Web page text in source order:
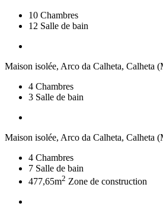
10 Chambres
12 Salle de bain
Maison isolée, Arco da Calheta, Calheta
4 Chambres
3 Salle de bain
Maison isolée, Arco da Calheta, Calheta
4 Chambres
7 Salle de bain
477,65m2 Zone de construction